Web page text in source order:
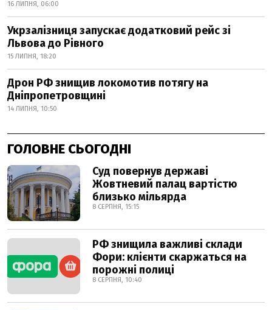
16 ЛИПНЯ, 06:00
Укрзалізниця запускає додатковий рейс зі
Львова до Рівного
15 ЛИПНЯ, 18:20
Дрон РФ знищив локомотив потягу на
Дніпропетровщині
14 ЛИПНЯ, 10:50
ГОЛОВНЕ СЬОГОДНІ
Суд повернув державі
Жовтневий палац вартістю
близько мільярда
8 СЕРПНЯ, 15:15
РФ знищила важливі склади
Фори: клієнти скаржаться на
порожні полиці
8 СЕРПНЯ, 10:40